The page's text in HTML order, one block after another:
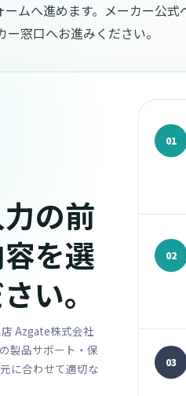
ムへ進めます。メーカー公式
窓口へお進みください。
の前
を選
い。
Azgate株式会社
製品サポート・保
に合わせて適切な
01
02
03